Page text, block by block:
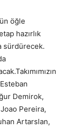
öğle
hazırlık
sürdürecek.
Demirok,
Pereira,
Artarslan,